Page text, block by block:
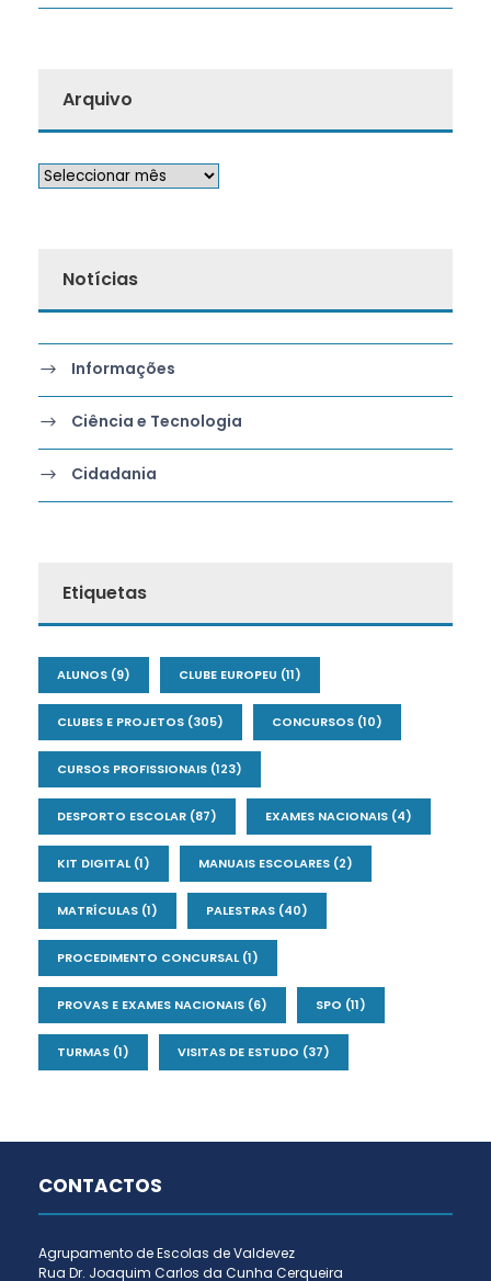
Arquivo
Notícias
Informações
Ciência e Tecnologia
Cidadania
Etiquetas
ALUNOS (9) CLUBE EUROPEU (11)
CLUBES E PROJETOS (305) CONCURSOS (10)
CURSOS PROFISSIONAIS (123)
DESPORTO ESCOLAR (87) EXAMES NACIONAIS (4)
KIT DIGITAL(1) MANUAIS ESCOLARES (2)
MATRÍCULAS (1) PALESTRAS (40)
PROCEDIMENTO CONCURSAL(1)
PROVAS E EXAMES NACIONAIS (6) SPO (11)
TURMAS (1) VISITAS DE ESTUDO (37)
CONTACTOS
Agrupamento de Escolas de Valdevez
Rua Dr. Joaquim Carlos da Cunha Cerqueira